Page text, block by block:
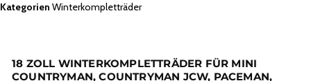
Kategorien Winterkompletträder
18 ZOLL WINTERKOMPLETTRÄDER FÜR MINI
COUNTRYMAN, COUNTRYMAN JCW, PACEMAN,